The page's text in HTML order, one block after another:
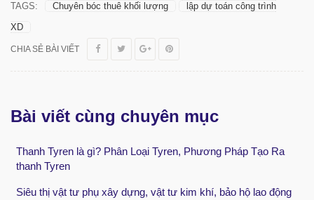
TAGS: Chuyên bóc thuê khối lượng
lập dự toán công trình
XD
CHIA SẺ BÀI VIẾT
Bài viết cùng chuyên mục
Thanh Tyren là gì? Phân Loại Tyren, Phương Pháp Tạo Ra
thanh Tyren
Siêu thị vật tư phụ xây dựng, vật tư kim khí, bảo hộ lao động